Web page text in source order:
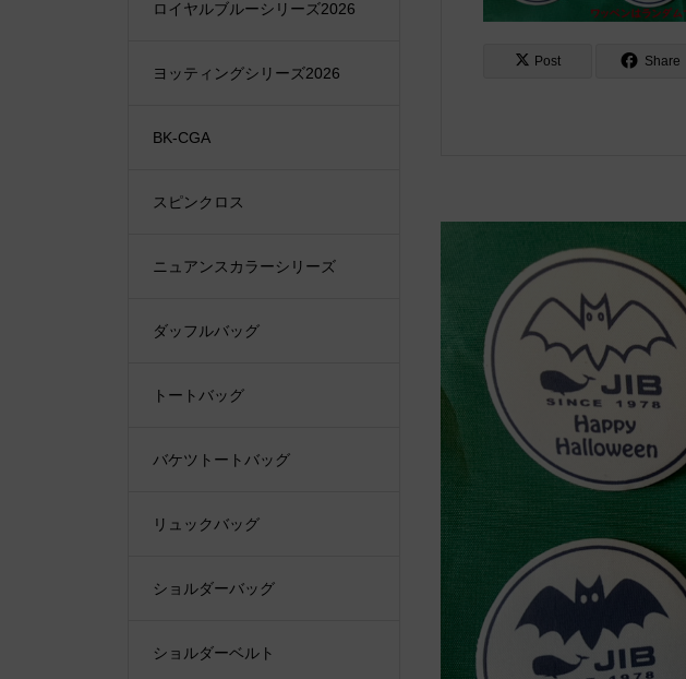
Post Share
ロイヤルブルーシリーズ2026
ヨッティングシリーズ2026
BK-CGA
スピンクロス
ニュアンスカラーシリーズ
ダッフルバッグ
トートバッグ
バケツトートバッグ
リュックバッグ
ショルダーバッグ
ショルダーベルト